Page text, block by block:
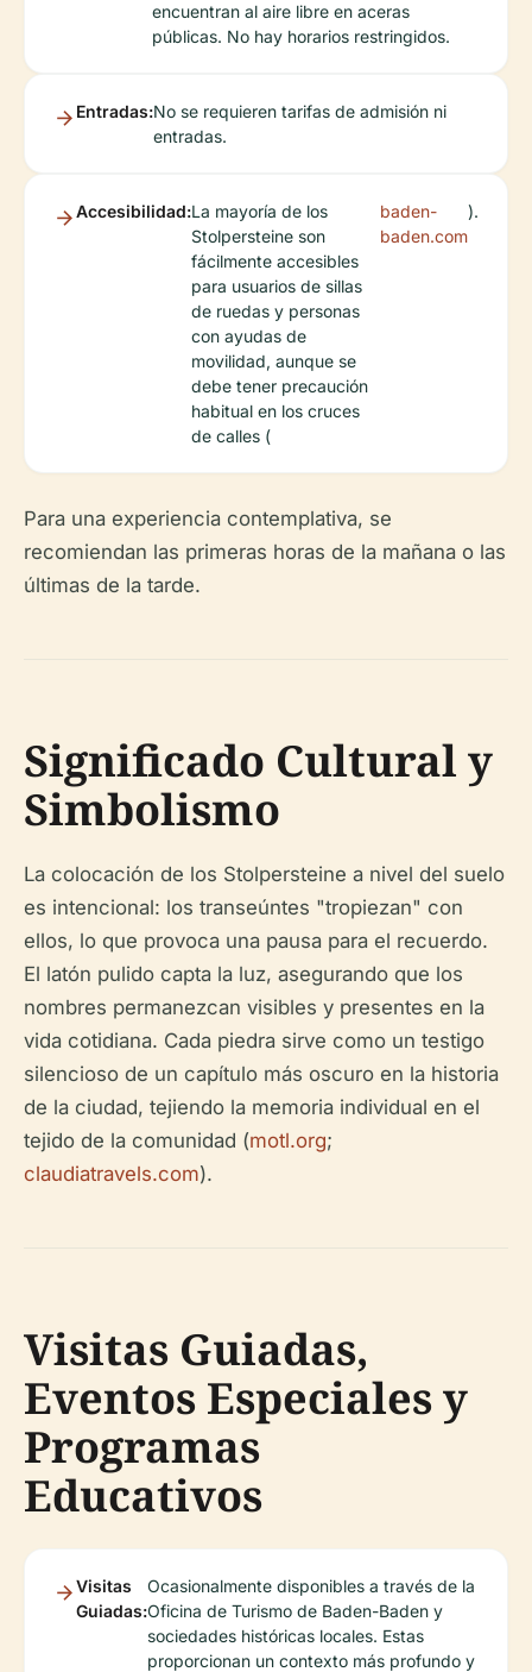
encuentran al aire libre en aceras
públicas. No hay horarios restringidos.
Entradas:No se requieren tarifas de admisión ni
entradas.
Accesibilidad:La mayoría de los
Stolpersteine son
fácilmente accesibles
para usuarios de sillas
de ruedas y personas
con ayudas de
movilidad, aunque se
debe tener precaución
habitual en los cruces
de calles (
baden-
baden.com
).
Para una experiencia contemplativa, se
recomiendan las primeras horas de la mañana o las
últimas de la tarde.
Significado Cultural y
Simbolismo
La colocación de los Stolpersteine a nivel del suelo
es intencional: los transeúntes "tropiezan" con
ellos, lo que provoca una pausa para el recuerdo.
El latón pulido capta la luz, asegurando que los
nombres permanezcan visibles y presentes en la
vida cotidiana. Cada piedra sirve como un testigo
silencioso de un capítulo más oscuro en la historia
de la ciudad, tejiendo la memoria individual en el
tejido de la comunidad (motl.org;
claudiatravels.com).
Visitas Guiadas,
Eventos Especiales y
Programas
Educativos
Visitas
Guiadas:
Ocasionalmente disponibles a través de la
Oficina de Turismo de Baden-Baden y
sociedades históricas locales. Estas
proporcionan un contexto más profundo y